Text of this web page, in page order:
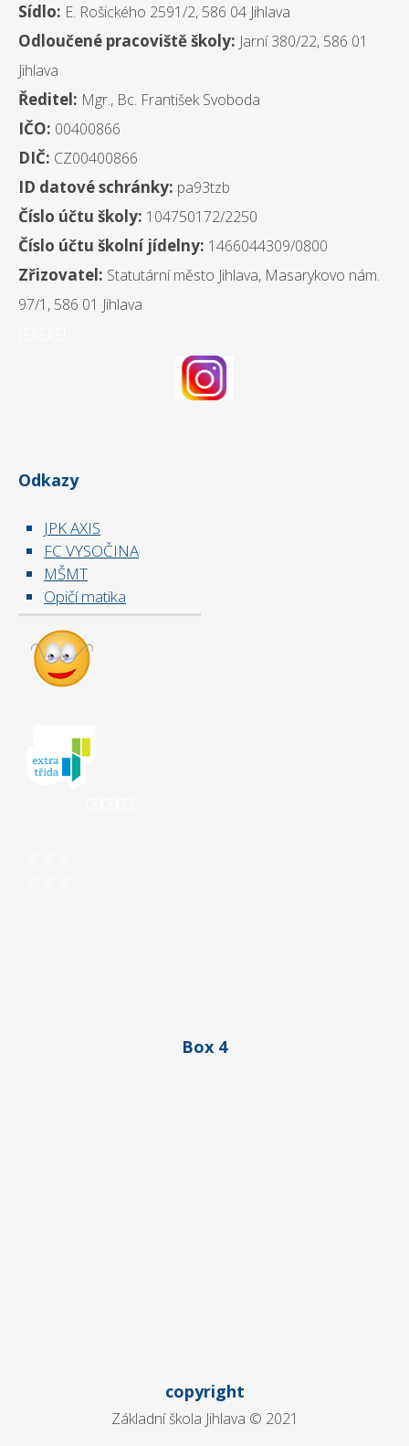
Sídlo: E. Rošického 2591/2, 586 04 Jihlava
Odloučené pracoviště školy: Jarní 380/22, 586 01
Jihlava
Ředitel: Mgr., Bc. František Svoboda
IČO: 00400866
DIČ: CZ00400866
ID datové schránky: pa93tzb
Číslo účtu školy: 104750172/2250
Číslo účtu školní jídelny: 1466044309/0800
Zřizovatel: Statutární město Jihlava, Masarykovo nám.
97/1, 586 01 Jihlava
Odkazy
JPK AXIS
FC VYSOČINA
MŠMT
Opičí matika
Box 4
copyright
Základní škola Jihlava © 2021